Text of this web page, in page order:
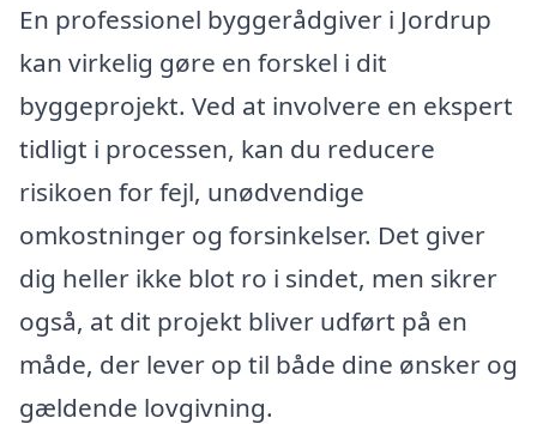
En professionel byggerådgiver i Jordrup
kan virkelig gøre en forskel i dit
byggeprojekt. Ved at involvere en ekspert
tidligt i processen, kan du reducere
risikoen for fejl, unødvendige
omkostninger og forsinkelser. Det giver
dig heller ikke blot ro i sindet, men sikrer
også, at dit projekt bliver udført på en
måde, der lever op til både dine ønsker og
gældende lovgivning.